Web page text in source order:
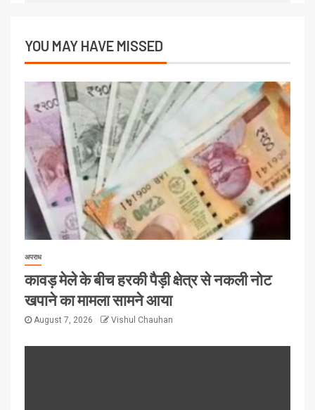
YOU MAY HAVE MISSED
अपराध
कावड़ मेले के बीच हरकी पैड़ी क्षेत्र से नकली नोट
खपाने का मामला सामने आया
August 7, 2026 Vishul Chauhan